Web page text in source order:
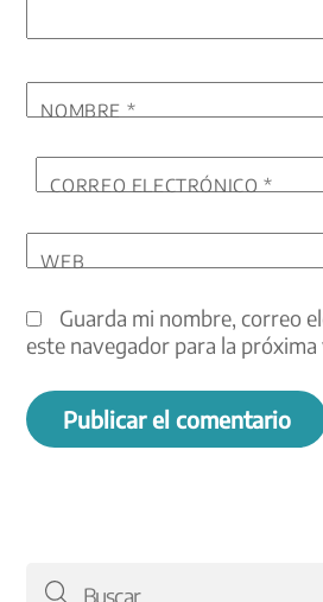
NOMBRE *
CORREO ELECTRÓNICO*
WEB
Guarda mi nombre, correo
este navegador para la